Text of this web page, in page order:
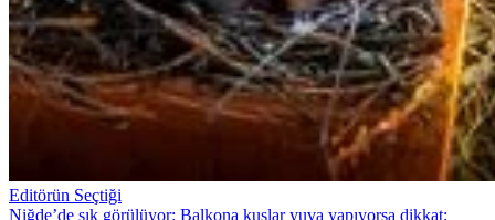
Editörün Seçtiği
Niğde’de sık görülüyor: Balkona kuşlar yuva yapıyorsa dikkat: